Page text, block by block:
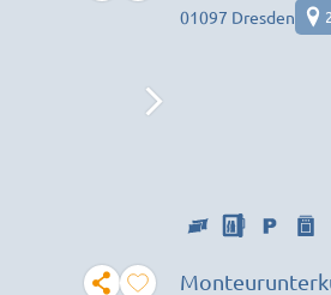
01097 Dresden